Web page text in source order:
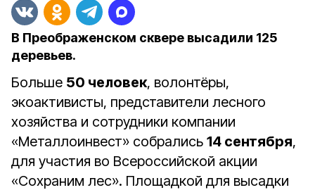
В Преображенском сквере высадили 125
деревьев.
Больше 50 человек, волонтёры,
экоактивисты, представители лесного
хозяйства и сотрудники компании
«Металлоинвест» собрались 14 сентября,
для участия во Всероссийской акции
«Сохраним лес». Площадкой для высадки